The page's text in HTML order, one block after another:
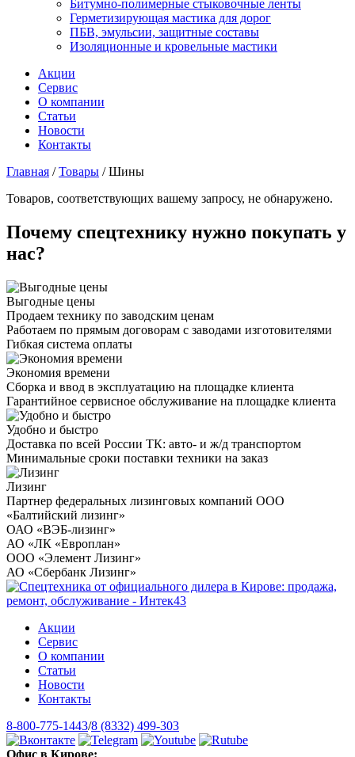
Битумно-полимерные стыковочные ленты
Герметизирующая мастика для дорог
ПБВ, эмульсии, защитные составы
Изоляционные и кровельные мастики
Акции
Сервис
О компании
Статьи
Новости
Контакты
Главная /Товары /Шины
Товаров, соответствующих вашему запросу, не обнаружено.
Почему спецтехнику нужно покупать у
нас?
Выгодные цены
Продаем технику по заводским ценам
Работаем по прямым договорам с заводами изготовителями
Гибкая система оплаты
Экономия времени
Сборка и ввод в эксплуатацию на площадке клиента
Гарантийное сервисное обслуживание на площадке клиента
Удобно и быстро
Доставка по всей России ТК: авто- и ж/д транспортом
Минимальные сроки поставки техники на заказ
Лизинг
Партнер федеральных лизинговых компаний ООО
«Балтийский лизинг»
ОАО «ВЭБ-лизинг»
АО «ЛК «Европлан»
ООО «Элемент Лизинг»
АО «Сбербанк Лизинг»
Акции
Сервис
О компании
Статьи
Новости
Контакты
8-800-775-1443/8 (8332) 499-303
Офис в Кирове: